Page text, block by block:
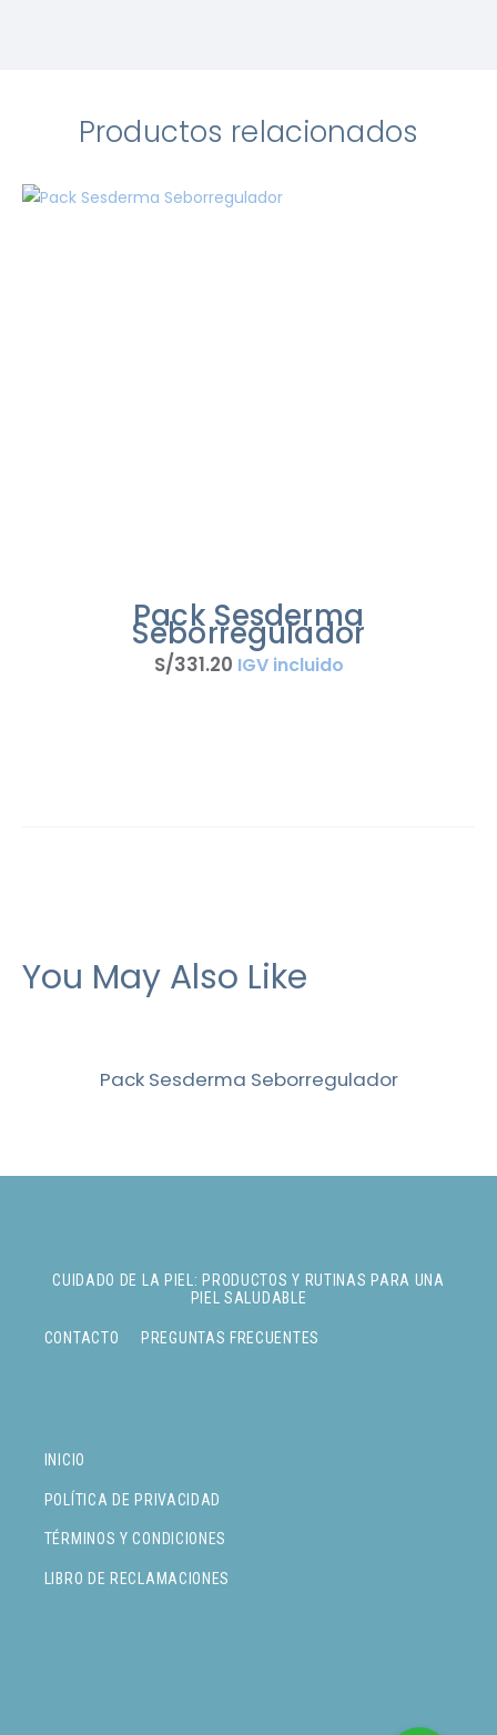
Productos relacionados
Pack Sesderma
Seborregulador
S/331.20 IGV incluido
You May Also Like
Pack Sesderma Seborregulador
INICIO
POLÍTICA DE PRIVACIDAD
TÉRMINOS Y CONDICIONES
LIBRO DE RECLAMACIONES
CUIDADO DE LA PIEL: PRODUCTOS Y RUTINAS PARA UNA
PIEL SALUDABLE
CONTACTO PREGUNTAS FRECUENTES